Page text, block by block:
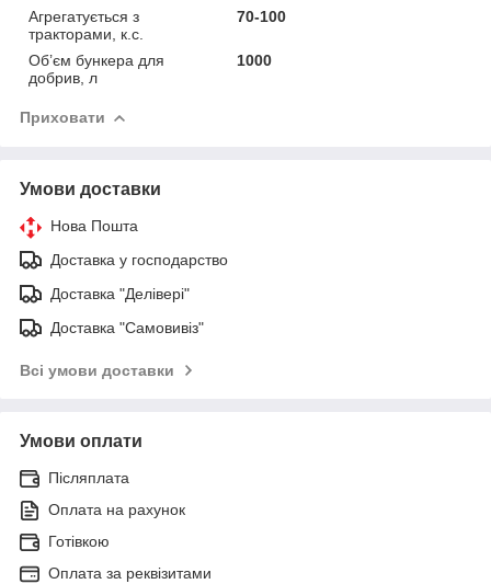
Агрегатується з
тракторами, к.с.
70-100
Об’єм бункера для
добрив, л
1000
Приховати
Умови доставки
Нова Пошта
Доставка у господарство
Доставка "Делівері"
Доставка "Самовивіз"
Всі умови доставки
Умови оплати
Післяплата
Оплата на рахунок
Готівкою
Оплата за реквізитами